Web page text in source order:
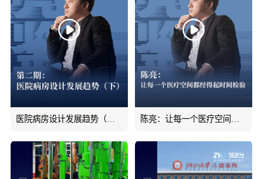
医院病房设计发展趋势（下） 陈亮：让每一个医疗空间都经得起时间检验